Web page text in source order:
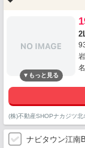
(株)不動産SHOPナカジツ北
ナビタウン江